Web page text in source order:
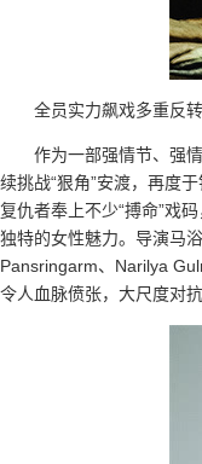
全员实力飙戏多重反
作为一部强情节、强
续挑战“狠角”安渡，再度
复仇者奉上不少“搏命”戏
独特的女性魅力。导演马
Pansringarm、Narilya
令人血脉偾张，大尺度对